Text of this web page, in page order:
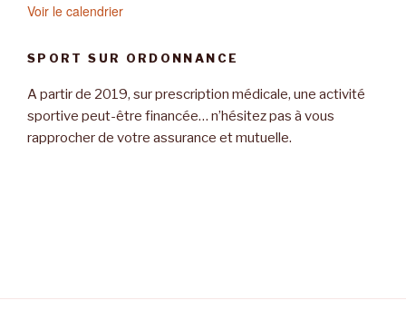
Voir le calendrier
SPORT SUR ORDONNANCE
A partir de 2019, sur prescription médicale, une activité
sportive peut-être financée… n’hésitez pas à vous
rapprocher de votre assurance et mutuelle.